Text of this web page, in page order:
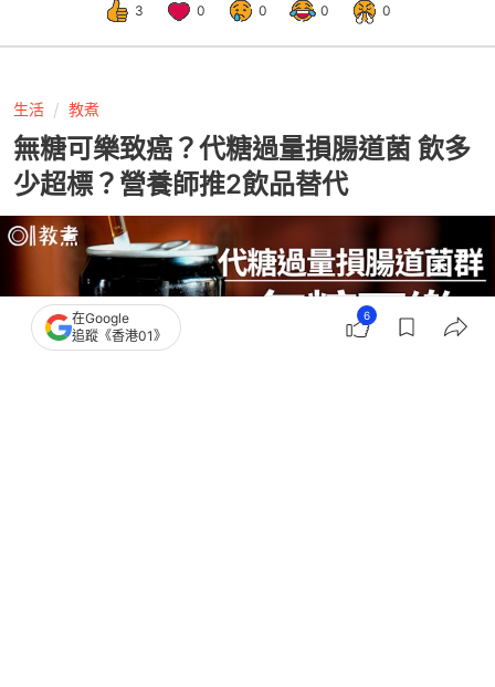
3 0 0 0 0
生活 教煮
無糖可樂致癌？代糖過量損腸道菌 飲多
少超標？營養師推2飲品替代
在Google
追蹤《香港01》
6